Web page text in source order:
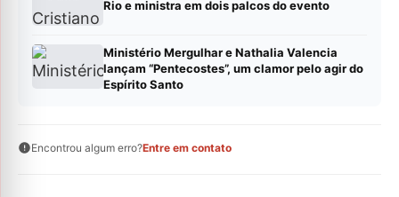
Rio e ministra em dois palcos do evento
Ministério Mergulhar e Nathalia Valencia
lançam “Pentecostes”, um clamor pelo agir do
Espírito Santo
Encontrou algum erro?Entre em contato